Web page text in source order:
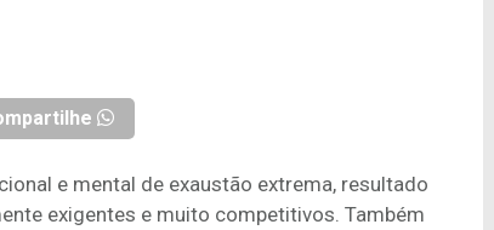
e mental de exaustão extrema, resultado
exigentes e muito competitivos. Também